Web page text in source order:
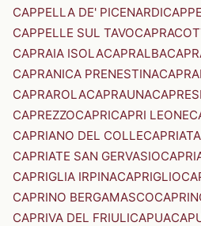
CAPPELLA DE' PICENARDI
CAPPELLE SUL TAVO
CAPRAIA ISOLACAPRALBA
CAPRANICA PRENESTINA
CAPRAROLACAPRAUNA
CAPREZZOCAPRICAPRI LEONE
CAPRIANO DEL COLLE
CAPRIATE SAN GERVASIO
CAPRIGLIA IRPINACAPRIGLIO
CAPRINO BERGAMASCO
CAPRIVA DEL FRIULICAPUA